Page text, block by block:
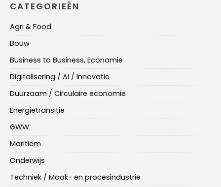
CATEGORIEËN
Agri & Food
Bouw
Business to Business, Economie
Digitalisering / AI / Innovatie
Duurzaam / Circulaire economie
Energietransitie
GWW
Maritiem
Onderwijs
Techniek / Maak- en procesindustrie